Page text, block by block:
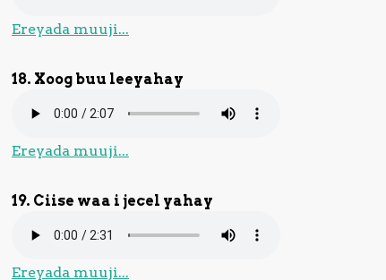
Ereyada muuji...
18. Xoog buu leeyahay
Ereyada muuji...
19. Ciise waa i jecel yahay
Ereyada muuji...